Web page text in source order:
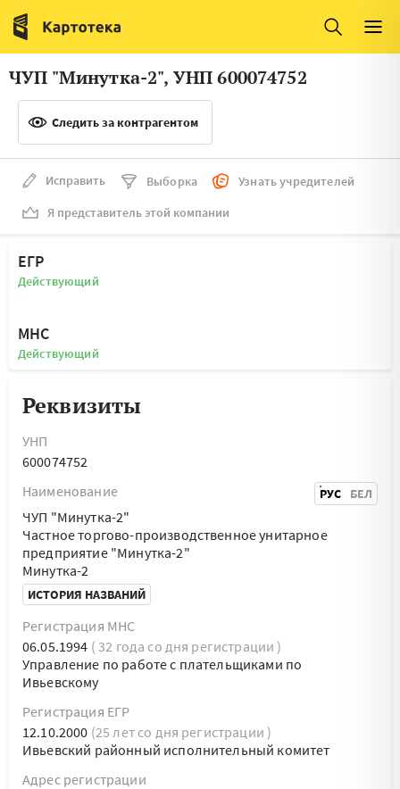
Италия
Люксембург
Литва
Нидерланды
ЧУП "Минутка-2", УНП 600074752
Следить за контрагентом
Исправить Выборка
Узнать учредителей
Я представитель этой компании
ЕГР
Действующий
МНС
Действующий
Реквизиты
УНП
600074752
Наименование
РУС БЕЛ
ЧУП "Минутка-2"
Частное торгово-производственное унитарное
предприятие "Минутка-2"
Минутка-2
ИСТОРИЯ НАЗВАНИЙ
Регистрация МНС
06.05.1994 ( 32 года со дня регистрации )
Управление по работе с плательщиками по
Ивьевскому
Регистрация ЕГР
12.10.2000 (25 лет со дня регистрации )
Ивьевский районный исполнительный комитет
Адрес регистрации